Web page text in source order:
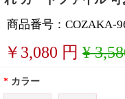
商品番号：COZAKA-
￥ 3,080 円 ¥
* カラー